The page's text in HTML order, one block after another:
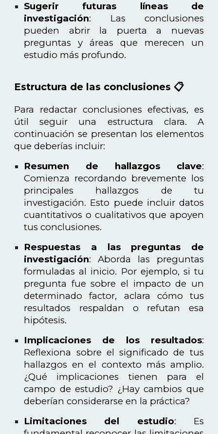
Sugerir futuras líneas de
investigación: Las conclusiones
pueden abrir la puerta a nuevas
preguntas y áreas que merecen un
estudio más profundo.
Estructura de las conclusiones 📋
Para redactar conclusiones efectivas, es
útil seguir una estructura clara. A
continuación se presentan los elementos
que deberías incluir:
Resumen de hallazgos clave:
Comienza recordando brevemente los
principales hallazgos de tu
investigación. Esto puede incluir datos
cuantitativos o cualitativos que apoyen
tus conclusiones.
Respuestas a las preguntas de
investigación: Aborda las preguntas
formuladas al inicio. Por ejemplo, si tu
pregunta fue sobre el impacto de un
determinado factor, aclara cómo tus
resultados respaldan o refutan esa
hipótesis.
Implicaciones de los resultados:
Reflexiona sobre el significado de tus
hallazgos en el contexto más amplio.
¿Qué implicaciones tienen para el
campo de estudio? ¿Hay cambios que
deberían considerarse en la práctica?
Limitaciones del estudio: Es